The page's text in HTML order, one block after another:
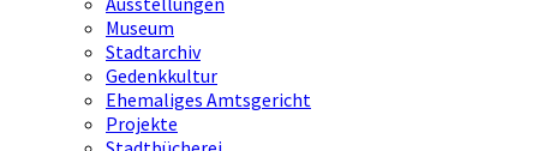
Museum
Stadtarchiv
Gedenkkultur
Ehemaliges Amtsgericht
Projekte